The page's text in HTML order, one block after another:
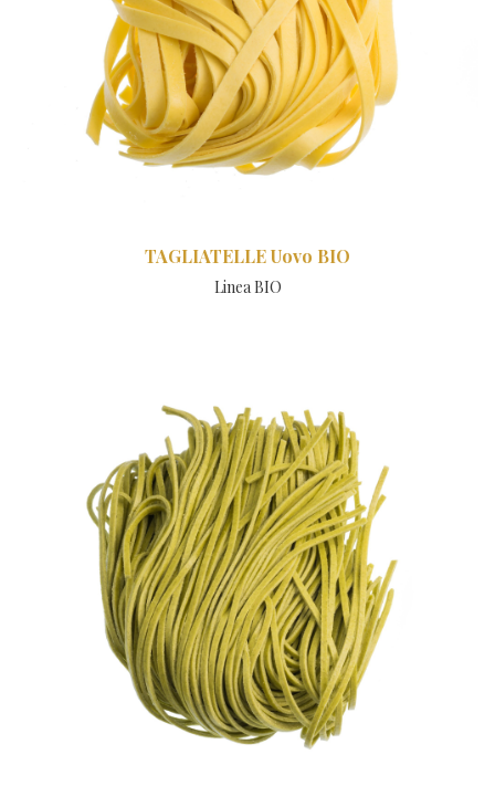
TAGLIATELLE Uovo BIO
Linea BIO